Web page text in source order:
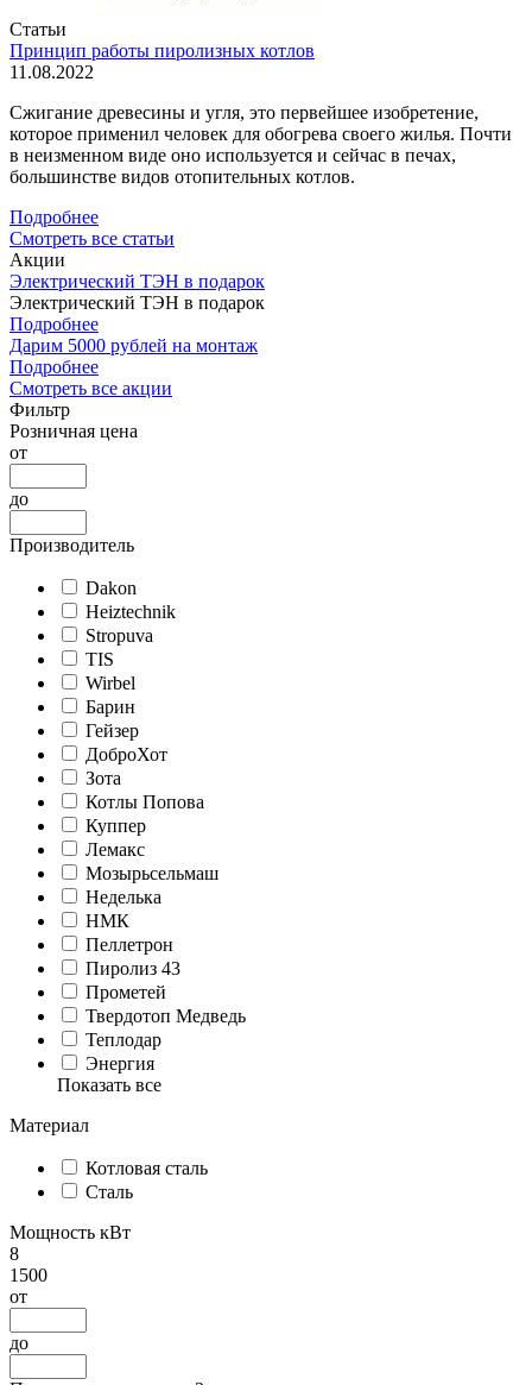
Статьи
Принцип работы пиролизных котлов
11.08.2022
Сжигание древесины и угля, это первейшее изобретение,
которое применил человек для обогрева своего жилья. Почти
в неизменном виде оно используется и сейчас в печах,
большинстве видов отопительных котлов.
Подробнее
Смотреть все статьи
Акции
Электрический ТЭН в подарок
Электрический ТЭН в подарок
Подробнее
Дарим 5000 рублей на монтаж
Подробнее
Смотреть все акции
Фильтр
Розничная цена
от
до
Производитель
Dakon
Heiztechnik
Stropuva
TIS
Wirbel
Барин
Гейзер
ДоброХот
Зота
Котлы Попова
Куппер
Лемакс
Мозырьсельмаш
Неделька
НМК
Пеллетрон
Пиролиз 43
Прометей
Твердотоп Медведь
Теплодар
Энергия
Показать все
Материал
Котловая сталь
Сталь
Мощность кВт
8
1500
от
до